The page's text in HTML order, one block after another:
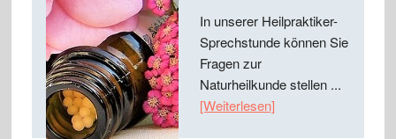
In unserer Heilpraktiker-
Sprechstunde können Sie
Fragen zur
Naturheilkunde stellen ...
[Weiterlesen]